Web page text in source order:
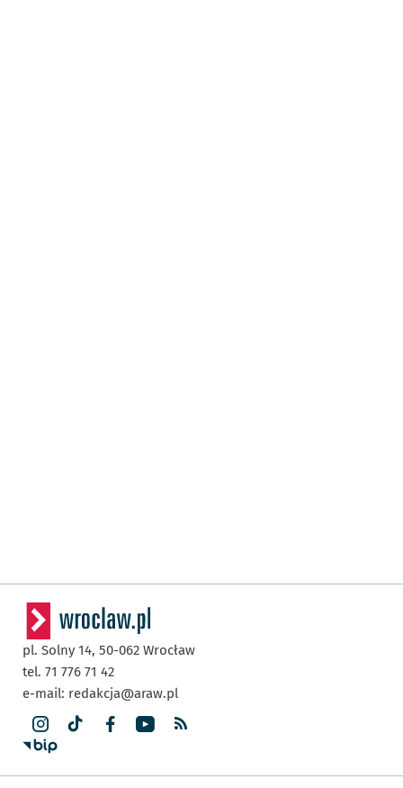
pl. Solny 14, 50-062 Wrocław
tel. 71 776 71 42
e-mail: redakcja@araw.pl